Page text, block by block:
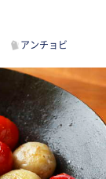
アンチョビ